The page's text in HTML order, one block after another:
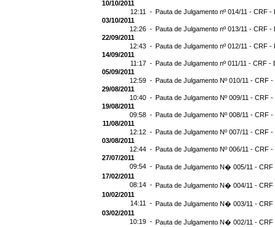
10/10/2011
12:11 - Pauta de Julgamento nº 014/11 - CRF -
03/10/2011
12:26 - Pauta de Julgamento nº 013/11 - CRF -
22/09/2011
12:43 - Pauta de Julgamento nº 012/11 - CRF -
14/09/2011
11:17 - Pauta de Julgamento nº 011/11 - CRF -
05/09/2011
12:59 - Pauta de Julgamento Nº 010/11 - CRF -
29/08/2011
10:40 - Pauta de Julgamento Nº 009/11 - CRF -
19/08/2011
09:58 - Pauta de Julgamento Nº 008/11 - CRF -
11/08/2011
12:12 - Pauta de Julgamento Nº 007/11 - CRF -
03/08/2011
12:44 - Pauta de Julgamento Nº 006/11 - CRF -
27/07/2011
09:54 - Pauta de Julgamento N� 005/11 - CRF
17/02/2011
08:14 - Pauta de Julgamento N� 004/11 - CRF
10/02/2011
14:11 - Pauta de Julgamento N� 003/11 - CRF
03/02/2011
10:19 - Pauta de Julgamento N� 002/11 - CRF